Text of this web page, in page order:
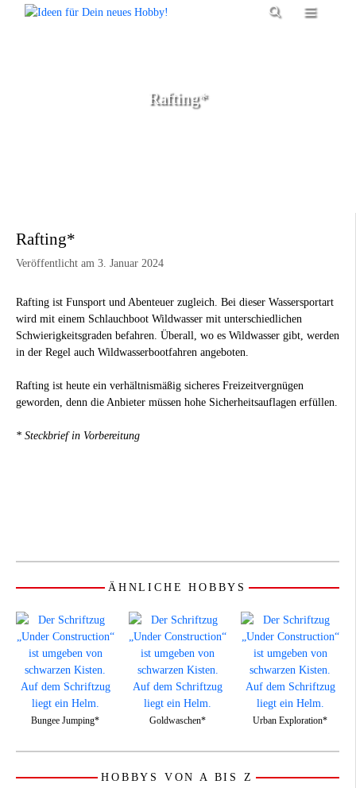
Menü
Rafting*
Rafting*
Veröffentlicht am 3. Januar 2024
Rafting ist Funsport und Abenteuer zugleich. Bei dieser Wassersportart
wird mit einem Schlauchboot Wildwasser mit unterschiedlichen
Schwierigkeitsgraden befahren. Überall, wo es Wildwasser gibt, werden
in der Regel auch Wildwasserbootfahren angeboten.
Rafting ist heute ein verhältnismäßig sicheres Freizeitvergnügen
geworden, denn die Anbieter müssen hohe Sicherheitsauflagen erfüllen.
* Steckbrief in Vorbereitung
ÄHNLICHE HOBBYS
Bungee Jumping* Goldwaschen* Urban Exploration*
HOBBYS VON A BIS Z